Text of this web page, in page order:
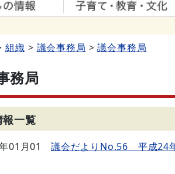
組織 議会事務局 議会事務局
務局
報一覧
01月01
議会だよりNo.56 平成24